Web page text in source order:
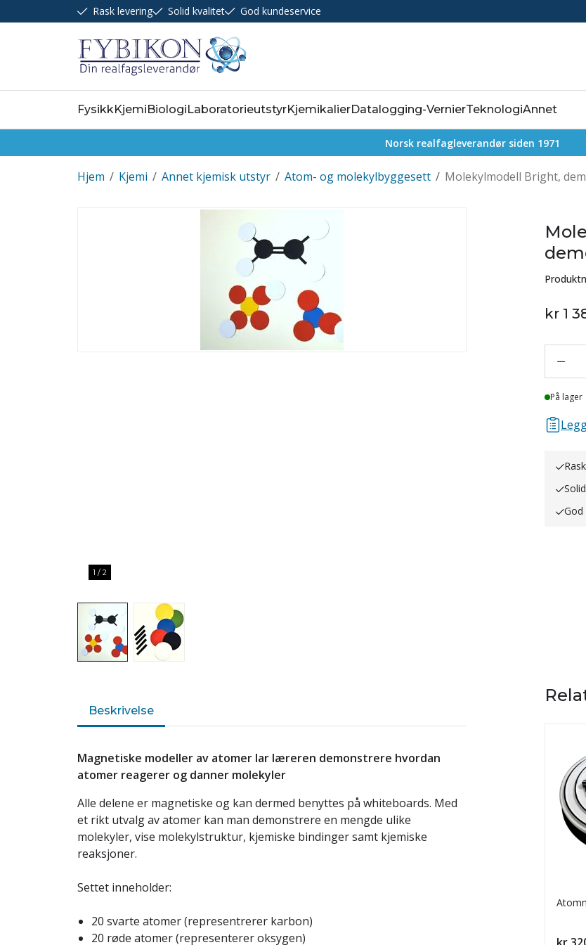
Rask levering Solid kvalitet God kundeservice
FysikkKjemiBiologiLaboratorieutstyrKjemikalierDatalogging-VernierTeknologiAnnet
Norsk realfagleverandør siden 1971
/
Hjem /
Kjemi /
Annet kjemisk utstyr /
Atom- og molekylbyggesett Molekylmodell Bright,
1 / 2
kr 1
Lager
På lager
God
Beskrivelse
Magnetiske modeller av atomer lar læreren demonstrere hvordan
atomer reagerer og danner molekyler
Alle delene er magnetiske og kan dermed benyttes på whiteboards. Med
et rikt utvalg av atomer kan man demonstrere en mengde ulike
molekyler, vise molekylstruktur, kjemiske bindinger samt kjemiske
reaksjoner.
Settet inneholder:
20 svarte atomer (representrerer karbon)
20 røde atomer (representerer oksygen)
Pris
kr